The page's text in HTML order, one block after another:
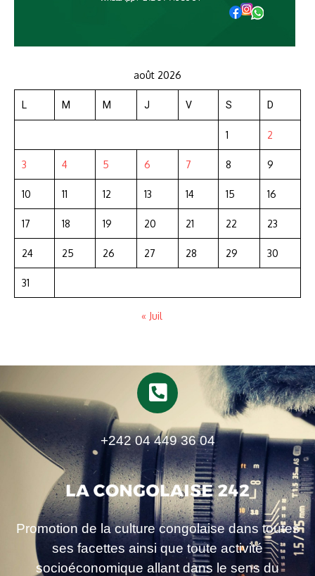
août 2026
L M M J V S D
1 2
3 4 5 6 7 8 9
10 11 12 13 14 15 16
17 18 19 20 21 22 23
24 25 26 27 28 29 30
31
« Juil
+242 04 449 36 04
Promotion de la culture congolaise dans toutes
ses facettes ainsi que toute activité
socioéconomique allant dans le sens du